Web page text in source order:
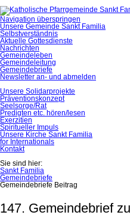
Navigation überspringen
Unsere Gemeinde Sankt Familia
Selbstverständnis
Aktuelle Gottesdienste
Nachrichten
Gemeindeleben
Gemeindeleitung
Gemeindebriefe
Newsletter an- und abmelden
Unsere Solidarprojekte
Präventionskonzept
Seelsorge/Rat
Predigten etc. hören/lesen
Exerzitien
Spiritueller Impuls
Unsere Kirche Sankt Familia
for Internationals
Kontakt
Sie sind hier:
Sankt Familia
Gemeindebriefe
Gemeindebriefe Beitrag
147. Gemeindebrief